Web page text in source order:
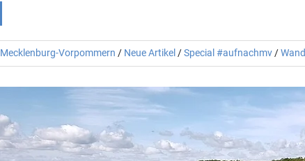
Mecklenburg-Vorpommern / Neue Artikel /Special #aufnachmv/